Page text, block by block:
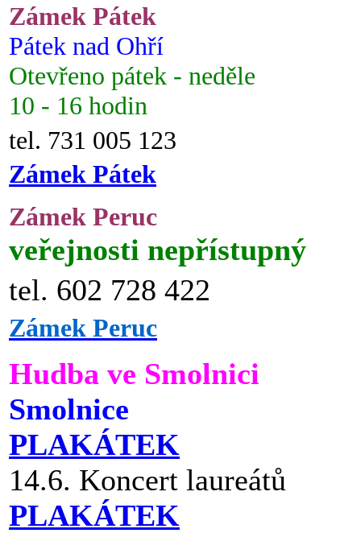
Zámek Pátek
Pátek nad Ohří
Otevřeno pátek - neděle
10 - 16 hodin
tel. 731 005 123
Zámek Pátek
Zámek Peruc
veřejnosti nepřístupný
tel. 602 728 422
Zámek Peruc
Hudba ve Smolnici
Smolnice
PLAKÁTEK
14.6. Koncert laureátů
PLAKÁTEK